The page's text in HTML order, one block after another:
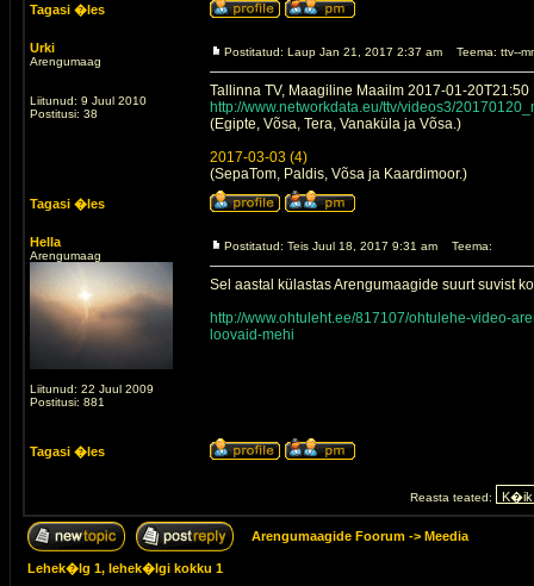
Tagasi �les
Urki
Arengumaag
Liitunud: 9 Juul 2010
Postitusi: 38
Postitatud: Laup Jan 21, 2017 2:37 am Teema: ttv--
Tallinna TV, Maagiline Maailm 2017-01-20T21:50
http://www.networkdata.eu/ttv/videos3/
(Egipte, Võsa, Tera, Vanaküla ja Võsa.)
2017-03-03 (4)
(SepaTom, Paldis, Võsa ja Kaardimoor.)
Tagasi �les
Hella
Arengumaag
Liitunud: 22 Juul 2009
Postitusi: 881
Postitatud: Teis Juul 18, 2017 9:31 am Teema:
Sel aastal külastas Arengumaagide suurt suvist
http://www.ohtuleht.ee/817107/ohtulehe-video-
loovaid-mehi
Tagasi �les
Reasta teated:
Arengumaagide Foorum -> Meedia
Lehek�lg 1, lehek�lgi kokku 1